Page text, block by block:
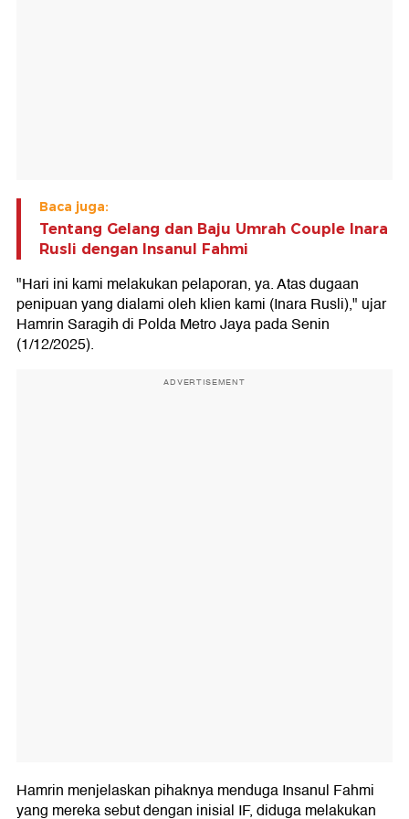
Baca juga:
Tentang Gelang dan Baju Umrah Couple Inara
Rusli dengan Insanul Fahmi
"Hari ini kami melakukan pelaporan, ya. Atas dugaan
penipuan yang dialami oleh klien kami (Inara Rusli)," ujar
Hamrin Saragih di Polda Metro Jaya pada Senin
(1/12/2025).
ADVERTISEMENT
Hamrin menjelaskan pihaknya menduga Insanul Fahmi
yang mereka sebut dengan inisial IF, diduga melakukan